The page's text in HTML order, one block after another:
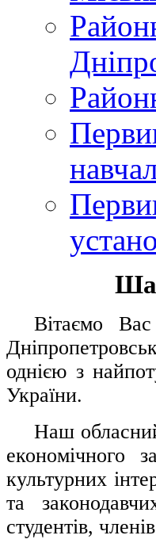
Вітаємо
однією з
України.
Наш
економічного
культурних
та
студентів,